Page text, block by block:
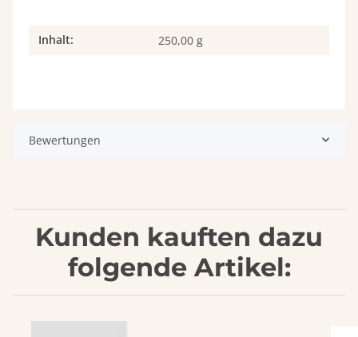
Produkteigenschaft
Wert
Inhalt: 250,00 g
Bewertungen
Kunden kauften dazu
folgende Artikel: